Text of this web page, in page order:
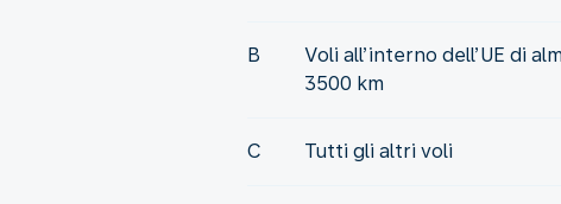
B
Voli all’interno dell’UE di
3500 km
C Tutti gli altri voli